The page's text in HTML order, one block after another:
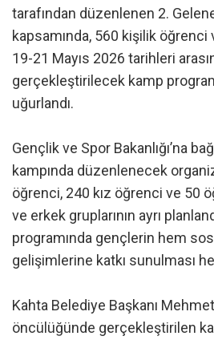
tarafından düzenlenen 2.
kapsamında, 560 kişilik
19-21 Mayıs 2026 tarihleri
gerçekleştirilecek kamp
uğurlandı.
Gençlik ve Spor Bakanlığı’na
kampında düzenlenecek
öğrenci, 240 kız öğrenci ve 50
ve erkek gruplarının ayrı
programında gençlerin hem
gelişimlerine katkı sunulması
Kahta Belediye Başkanı
öncülüğünde gerçekleştirilen